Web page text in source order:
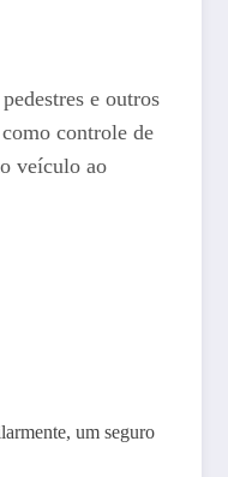
e outros
controle de
veículo ao
um seguro